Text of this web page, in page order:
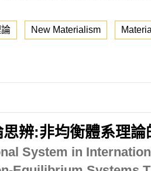
New Materialism
辨:非均衡體系理
System in